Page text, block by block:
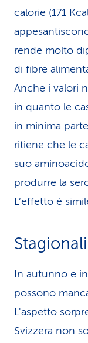
calorie (171
rende molto
di fibre
Anche i valori
in quanto le
in minima
ritiene che le
suo
produrre la
L’effetto è
In autunno e
possono
L'aspetto
Svizzera non